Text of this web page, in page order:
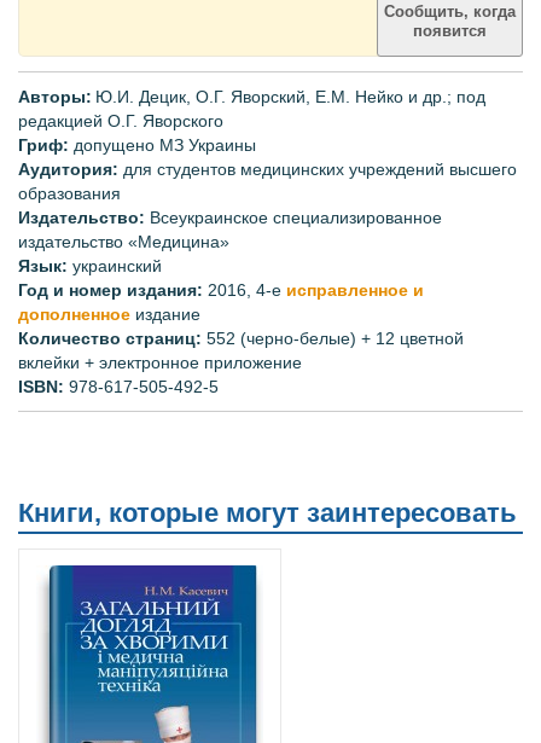
Сообщить, когда
появится
Авторы: Ю.И. Децик, О.Г. Яворский, Е.М. Нейко и др.; под
редакцией О.Г. Яворского
Гриф: допущено МЗ Украины
Аудитория: для студентов медицинских учреждений высшего
образования
Издательство: Всеукраинское специализированное
издательство «Медицина»
Язык: украинский
Год и номер издания: 2016, 4-е исправленное и
дополненное издание
Количество страниц: 552 (черно-белые) + 12 цветной
вклейки + электронное приложение
ISBN: 978-617-505-492-5
Книги, которые могут заинтересовать